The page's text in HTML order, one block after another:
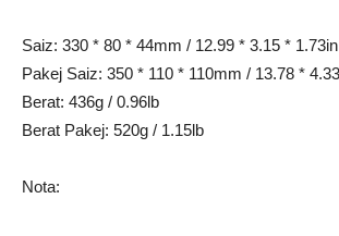
Saiz: 330 * 80 * 44mm / 12.99 * 3.15 * 1.73in
Pakej Saiz: 350 * 110 * 110mm / 13.78 *
Berat: 436g / 0.96lb
Berat Pakej: 520g / 1.15lb
Nota: